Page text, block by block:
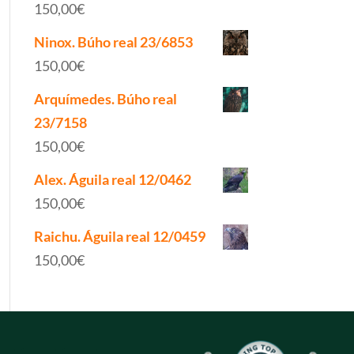
150,00€
Ninox. Búho real 23/6853
150,00€
Arquímedes. Búho real
23/7158
150,00€
Alex. Águila real 12/0462
150,00€
Raichu. Águila real 12/0459
150,00€